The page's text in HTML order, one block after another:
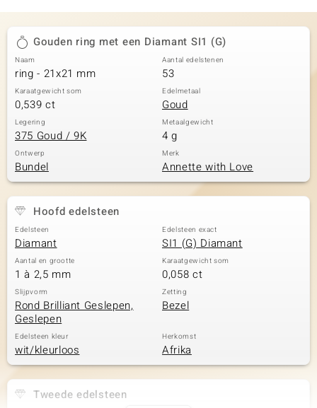
Gouden ring met een Diamant SI1 (G)
Naam
ring - 21x21 mm
Aantal edelstenen
53
Karaatgewicht som
0,539 ct
Edelmetaal
Goud
Legering
375 Goud / 9K
Metaalgewicht
4 g
Ontwerp
Bundel
Merk
Annette with Love
Hoofd edelsteen
Edelsteen
Diamant
Edelsteen exact
SI1 (G) Diamant
Aantal en grootte
1 à 2,5 mm
Karaatgewicht som
0,058 ct
Slijpvorm
Rond Brilliant Geslepen,
Geslepen
Zetting
Bezel
Edelsteen kleur
wit/kleurloos
Herkomst
Afrika
Tweede edelsteen